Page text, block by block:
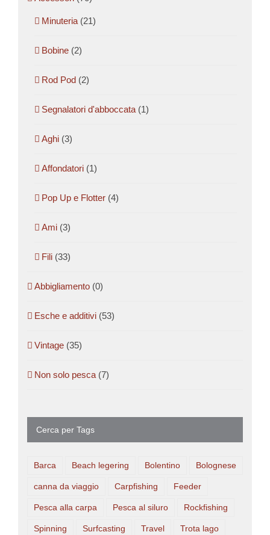
Minuteria (21)
Bobine (2)
Rod Pod (2)
Segnalatori d'abboccata (1)
Aghi (3)
Affondatori (1)
Pop Up e Flotter (4)
Ami (3)
Fili (33)
Abbigliamento (0)
Esche e additivi (53)
Vintage (35)
Non solo pesca (7)
Cerca per Tags
Barca Beach legering Bolentino Bolognese
canna da viaggio Carpfishing Feeder
Pesca alla carpa Pesca al siluro Rockfishing
Spinning Surfcasting Travel Trota lago